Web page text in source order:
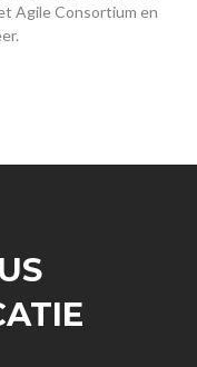
Agile Consortium en